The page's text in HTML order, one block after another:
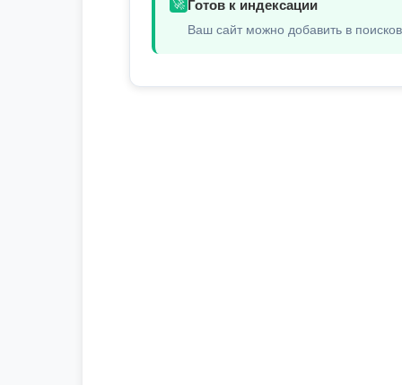
🚀 Готов к индексации
Ваш сайт можно добавить в